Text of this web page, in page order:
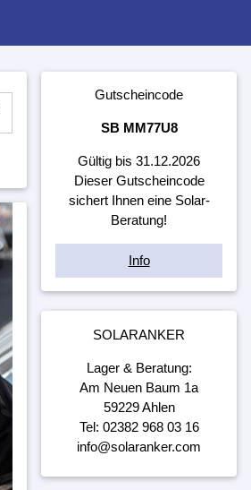
- WECHSELRICHTER -
Gutscheincode
SB MM77U8
Gültig bis 31.12.2026
Dieser Gutscheincode
sichert Ihnen eine Solar-
Beratung!
Info
SOLARANKER
Lager & Beratung:
Am Neuen Baum 1a
59229 Ahlen
Tel: 02382 968 03 16
info@solaranker.com